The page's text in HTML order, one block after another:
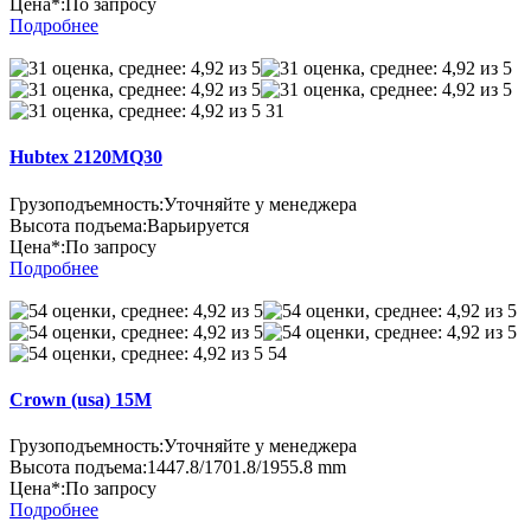
Цена*:По запросу
Подробнее
31
Hubtex 2120MQ30
Грузоподъемность:Уточняйте у менеджера
Высота подъема:Варьируется
Цена*:По запросу
Подробнее
54
Crown (usa) 15M
Грузоподъемность:Уточняйте у менеджера
Высота подъема:1447.8/1701.8/1955.8 mm
Цена*:По запросу
Подробнее